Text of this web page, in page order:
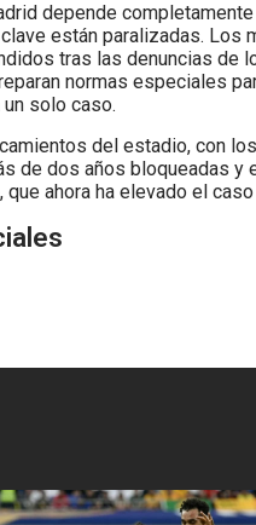
depende
están paralizadas. Los
tras las denuncias de
normas especiales
solo caso.
del estadio, con
de dos años bloqueadas
ahora ha elevado el caso